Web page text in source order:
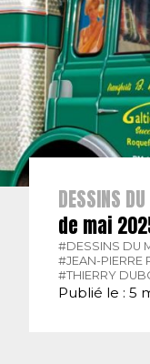
DESSINS
de mai
#DESSINS DU
#JEAN-PIERRE
#THIERRY
Publié le : 5